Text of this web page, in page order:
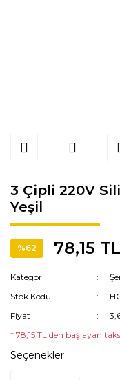
3 Çipli 220V
Yeşil
%62 78,15 TL
Kategori
Stok Kodu
Fiyat
* 78,15 TL den başlayan
Seçenekler